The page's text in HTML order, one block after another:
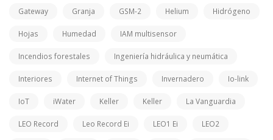
Gateway Granja GSM-2 Helium Hidrógeno
Hojas Humedad IAM multisensor
Incendios forestales Ingeniería hidráulica y neumática
Interiores Internet of Things Invernadero Io-link
IoT iWater Keller Keller La Vanguardia
LEO Record Leo Record Ei LEO1 Ei LEO2